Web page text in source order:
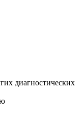
диагностических